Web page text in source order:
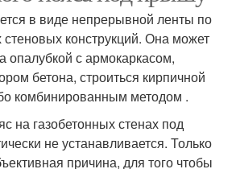
в виде непрерывной ленты по
конструкций. Она может
с армокаркасом,
бетона, строиться кирпичной
комбинированным методом .
на газобетонных стенах под
не устанавливается. Только
причина, для того чтобы